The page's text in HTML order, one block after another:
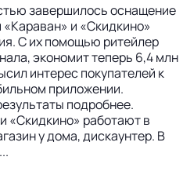
завершилось оснащение
и «Скидкино»
С их помощью ритейлер
экономит теперь 6,4 млн
интерес покупателей к
приложении.
подробнее.
«Скидкино» работают в
у дома, дискаунтер. В